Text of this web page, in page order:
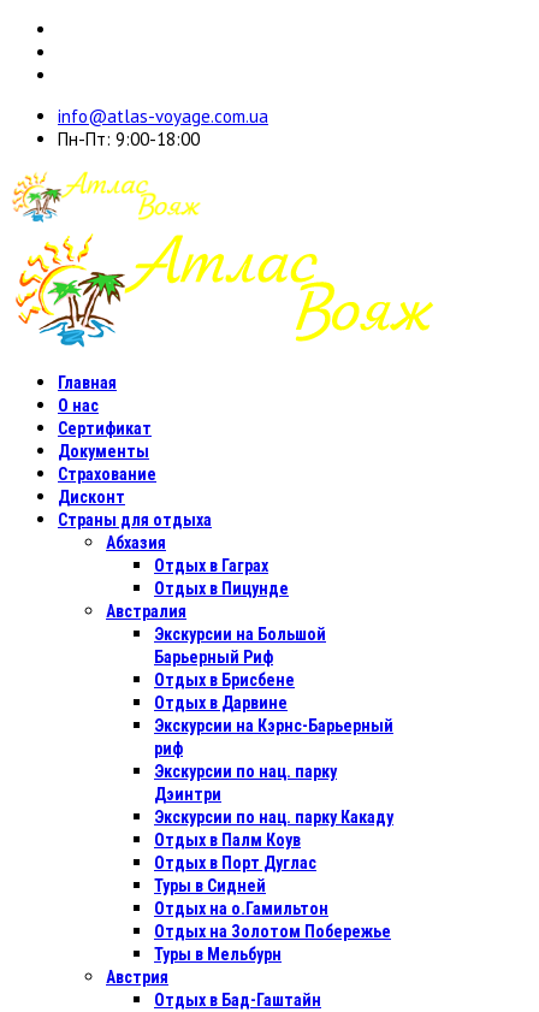
info@atlas-voyage.com.ua
Пн-Пт: 9:00-18:00
Главная
О нас
Сертификат
Документы
Страхование
Дисконт
Страны для отдыха
Абхазия
Отдых в Гаграх
Отдых в Пицунде
Австралия
Экскурсии на Большой
Барьерный Риф
Отдых в Бриcбене
Отдых в Дарвине
Экскурсии на Кэрнс-Барьерный
риф
Экскурсии по нац. парку
Дэинтри
Экскурсии по нац. парку Какаду
Отдых в Палм Коув
Отдых в Порт Дуглас
Туры в Сидней
Отдых на о.Гамильтон
Отдых на Золотом Побережье
Туры в Мельбурн
Австрия
Отдых в Бад-Гаштайн